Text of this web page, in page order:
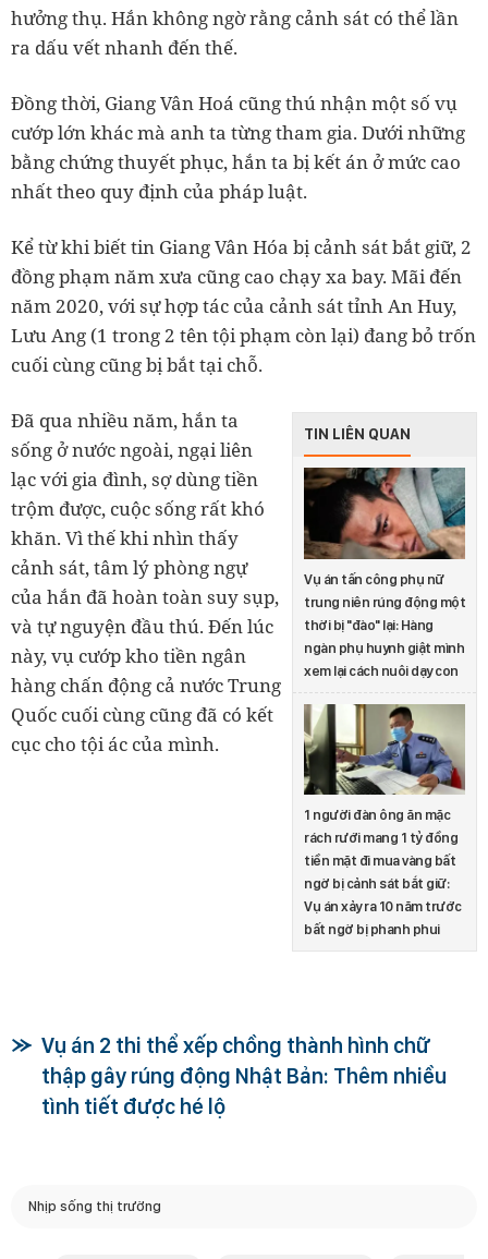
hưởng thụ. Hắn không ngờ rằng cảnh sát có thể lần
ra dấu vết nhanh đến thế.
Đồng thời, Giang Vân Hoá cũng thú nhận một số vụ
cướp lớn khác mà anh ta từng tham gia. Dưới những
bằng chứng thuyết phục, hắn ta bị kết án ở mức cao
nhất theo quy định của pháp luật.
Kể từ khi biết tin Giang Vân Hóa bị cảnh sát bắt giữ, 2
đồng phạm năm xưa cũng cao chạy xa bay. Mãi đến
năm 2020, với sự hợp tác của cảnh sát tỉnh An Huy,
Lưu Ang (1 trong 2 tên tội phạm còn lại) đang bỏ trốn
cuối cùng cũng bị bắt tại chỗ.
TIN LIÊN QUAN
Vụ án tấn công phụ nữ
trung niên rúng động một
thời bị "đào" lại: Hàng
ngàn phụ huynh giật mình
xem lại cách nuôi dạy con
1 người đàn ông ăn mặc
rách rưới mang 1 tỷ đồng
tiền mặt đi mua vàng bất
ngờ bị cảnh sát bắt giữ:
Vụ án xảy ra 10 năm trước
bất ngờ bị phanh phui
Đã qua nhiều năm, hắn ta
sống ở nước ngoài, ngại liên
lạc với gia đình, sợ dùng tiền
trộm được, cuộc sống rất khó
khăn. Vì thế khi nhìn thấy
cảnh sát, tâm lý phòng ngự
của hắn đã hoàn toàn suy sụp,
và tự nguyện đầu thú. Đến lúc
này, vụ cướp kho tiền ngân
hàng chấn động cả nước Trung
Quốc cuối cùng cũng đã có kết
cục cho tội ác của mình.
Vụ án 2 thi thể xếp chồng thành hình chữ
thập gây rúng động Nhật Bản: Thêm nhiều
tình tiết được hé lộ
Nhịp sống thị trường